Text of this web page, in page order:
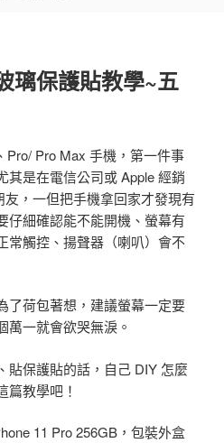
璃保護貼教學~五
Pro/ Pro Max 手機，第一件事
其是在電信公司或 Apple 經銷
，一但把手機拿回家才發現有
仔細確認能不能開機、螢幕有
常觸控、揚聲器（喇叭）會不
了荷包著想，建議螢幕一定要
萬一就會欲哭無淚。
貼保護貼的話，自己 DIY 怎麼
篇教學吧！
11 Pro 256GB，包裝外盒